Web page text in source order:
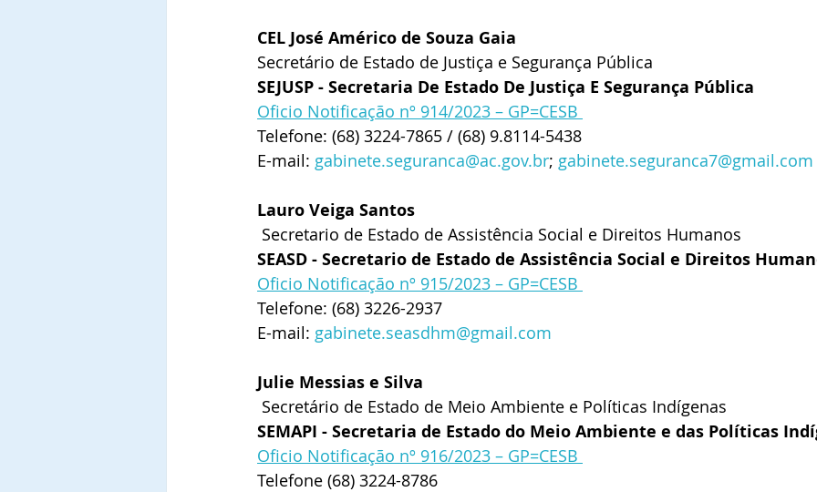
CEL José Américo de Souza Gaia
Secretário de Estado de Justiça e Segurança Pública
SEJUSP - Secretaria De Estado De Justiça E Segurança Pública
Oficio Notificação nº 914/2023 – GP=CESB
Telefone: (68) 3224-7865 / (68) 9.8114-5438
E-mail: gabinete.seguranca@ac.gov.br; gabinete.seguranca7@gmail.com
Lauro Veiga Santos
Secretario de Estado de Assistência Social e Direitos Humanos
SEASD - Secretario de Estado de Assistência Social e Direitos
Oficio Notificação nº 915/2023 – GP=CESB
Telefone: (68) 3226-2937
E-mail: gabinete.seasdhm@gmail.com
Julie Messias e Silva
Secretário de Estado de Meio Ambiente e Políticas Indígenas
SEMAPI - Secretaria de Estado do Meio Ambiente e das Políticas
Oficio Notificação nº 916/2023 – GP=CESB
Telefone (68) 3224-8786